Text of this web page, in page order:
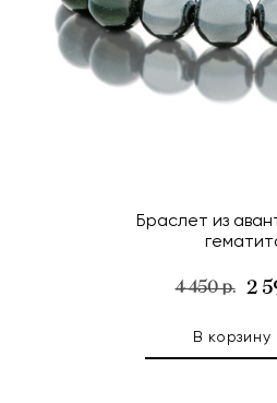
Браслет из
4 450 р. 2
В корзину